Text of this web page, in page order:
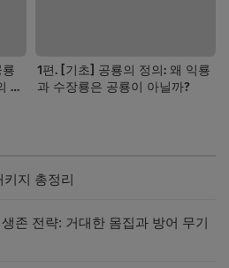
서
1편. [기초] 공룡의 정의: 왜 익룡
과 수장룡은 공룡이 아닐까?
키지 총정리
존 전략: 거대한 몸집과 방어 무기